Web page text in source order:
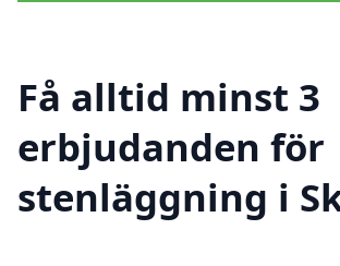
Få alltid minst 3
erbjudanden för
stenläggning i